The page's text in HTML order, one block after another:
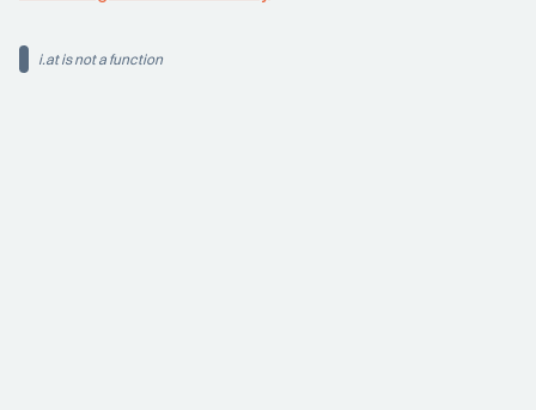
i.at is not a function